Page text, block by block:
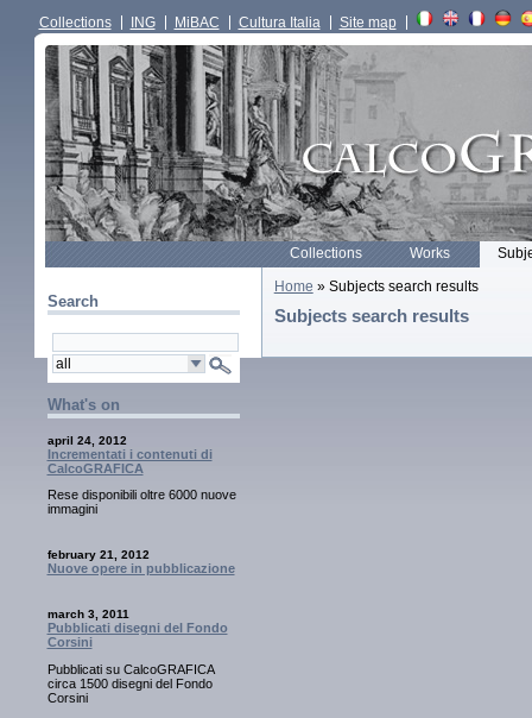
Collections ING MiBAC Cultura Italia Site map
Collections Works
Search
What's on
april 24, 2012
Incrementati i contenuti di
CalcoGRAFICA
Rese disponibili oltre 6000 nuove
immagini
february 21, 2012
Nuove opere in pubblicazione
march 3, 2011
Pubblicati disegni del Fondo
Corsini
Pubblicati su CalcoGRAFICA
circa 1500 disegni del Fondo
Corsini
Home » Subjects search results
Subjects search results